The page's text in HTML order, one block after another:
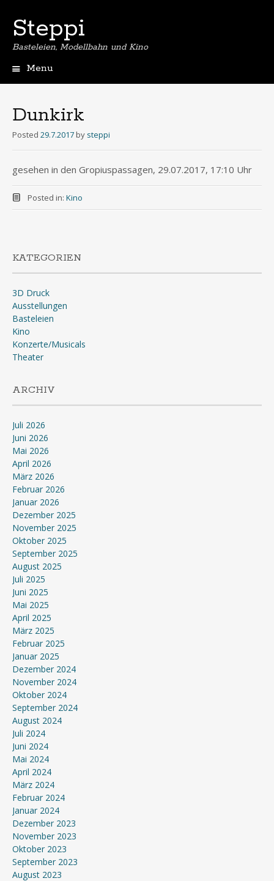
Steppi
Basteleien, Modellbahn und Kino
Menu
Dunkirk
Posted 29.7.2017 by steppi
gesehen in den Gropiuspassagen, 29.07.2017, 17:10 Uhr
Posted in: Kino
KATEGORIEN
3D Druck
Ausstellungen
Basteleien
Kino
Konzerte/Musicals
Theater
ARCHIV
Juli 2026
Juni 2026
Mai 2026
April 2026
März 2026
Februar 2026
Januar 2026
Dezember 2025
November 2025
Oktober 2025
September 2025
August 2025
Juli 2025
Juni 2025
Mai 2025
April 2025
März 2025
Februar 2025
Januar 2025
Dezember 2024
November 2024
Oktober 2024
September 2024
August 2024
Juli 2024
Juni 2024
Mai 2024
April 2024
März 2024
Februar 2024
Januar 2024
Dezember 2023
November 2023
Oktober 2023
September 2023
August 2023